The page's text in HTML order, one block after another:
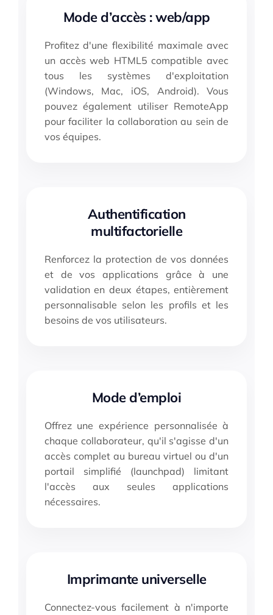
Mode d’accès : web/app
Profitez d'une flexibilité maximale avec
un accès web HTML5 compatible avec
tous les systèmes d'exploitation
(Windows, Mac, iOS, Android). Vous
pouvez également utiliser RemoteApp
pour faciliter la collaboration au sein de
vos équipes.
Authentification
multifactorielle
Renforcez la protection de vos données
et de vos applications grâce à une
validation en deux étapes, entièrement
personnalisable selon les profils et les
besoins de vos utilisateurs.
Mode d’emploi
Offrez une expérience personnalisée à
chaque collaborateur, qu'il s'agisse d'un
accès complet au bureau virtuel ou d'un
portail simplifié (launchpad) limitant
l'accès aux seules applications
nécessaires.
Imprimante universelle
Connectez-vous facilement à n'importe